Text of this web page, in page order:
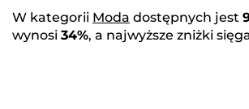
W kategorii Moda dostępnych jest
wynosi 34%, a najwyższe zniżki